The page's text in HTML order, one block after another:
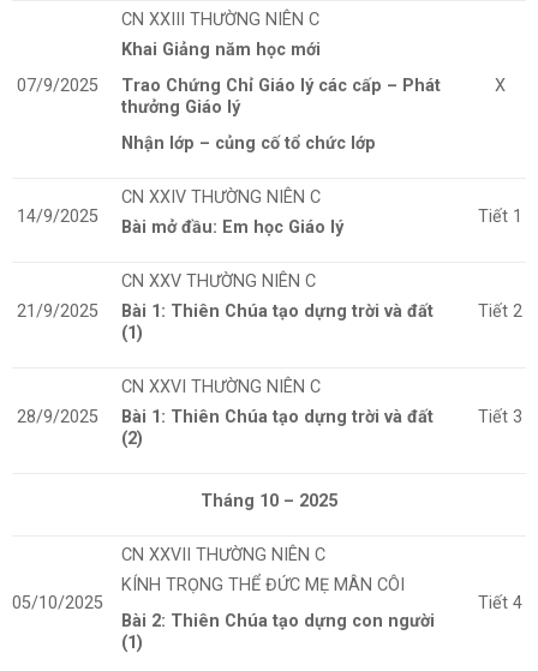
07/9/2025
CN XXIII THƯỜNG NIÊN C
Khai Giảng năm học mới
Trao Chứng Chỉ Giáo lý các cấp – Phát
thưởng Giáo lý
Nhận lớp – củng cố tổ chức lớp
X
14/9/2025
CN XXIV THƯỜNG NIÊN C
Bài mở đầu: Em học Giáo lý
Tiết 1
21/9/2025
CN XXVTHƯỜNG NIÊN C
Bài 1: Thiên Chúa tạo dựng trời và đất
(1)
Tiết 2
28/9/2025
CN XXVI THƯỜNG NIÊN C
Bài 1: Thiên Chúa tạo dựng trời và đất
(2)
Tiết 3
Tháng 10 – 2025
05/10/2025
CN XXVII THƯỜNG NIÊN C
KÍNH TRỌNG THỂ ĐỨC MẸ MÂN CÔI
Bài 2: Thiên Chúa tạo dựng con người
(1)
Tiết 4